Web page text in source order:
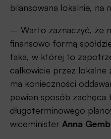
bilansowana lokalnie, na
– Warto zaznaczyć, że
finansowo formą
taka, w której to
całkowicie przez lokalne
ma konieczności
pewien sposób zachęca
długoterminowego
wiceminister Anna